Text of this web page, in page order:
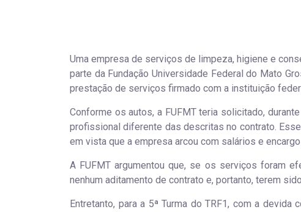
Uma empresa de serviços de limpeza, higiene e
parte da Fundação Universidade Federal do Mato
prestação de serviços firmado com a instituição
Conforme os autos, a FUFMT teria solicitado,
profissional diferente das descritas no contrato.
em vista que a empresa arcou com salários e
A FUFMT argumentou que, se os serviços foram
nenhum aditamento de contrato e, portanto, terem
Entretanto, para a 5ª Turma do TRF1, com a